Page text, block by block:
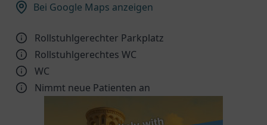
Bei Google Maps anzeigen
Rollstuhlgerechter Parkplatz
Rollstuhlgerechtes WC
WC
Nimmt neue Patienten an